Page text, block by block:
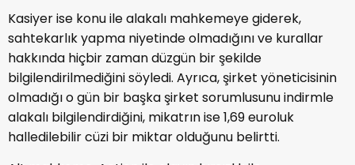
Kasiyer ise konu ile alakalı mahkemeye giderek,
sahtekarlık yapma niyetinde olmadığını ve kurallar
hakkında hiçbir zaman düzgün bir şekilde
bilgilendirilmediğini söyledi. Ayrıca, şirket yöneticisinin
olmadığı o gün bir başka şirket sorumlusunu indirmle
alakalı bilgilendirdiğini, mikatrın ise 1,69 euroluk
halledilebilir cüzi bir miktar olduğunu belirtti.